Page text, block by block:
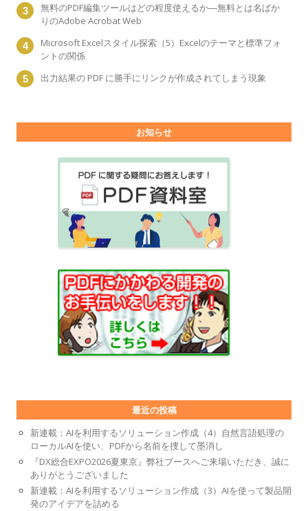
無料のPDF編集ツールはどの程度使えるか―無料とは名ばか
りのAdobe Acrobat Web
Microsoft Excelスタイル探索（5）Excelのテーマと標準フォ
ントの関係
出力結果の PDF に勝手にリンクが作成されてしまう現象
お知らせ
最近の投稿
新連載：AIを利用するソリューション作成（4）自然言語処理の
ローカルAIを使い、PDFから名前を捜して墨消し
『DX総合EXPO2026夏東京』弊社ブースへご来場いただき、誠に
ありがとうございました
新連載：AIを利用するソリューション作成（3）AIを使って製品開
発のアイデアを詰める